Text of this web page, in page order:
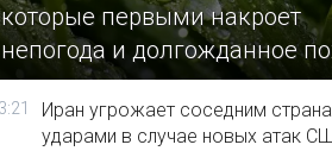
которые первыми накроет
непогода и долгожданное
Иран угрожает соседним
ударами в случае новых атак